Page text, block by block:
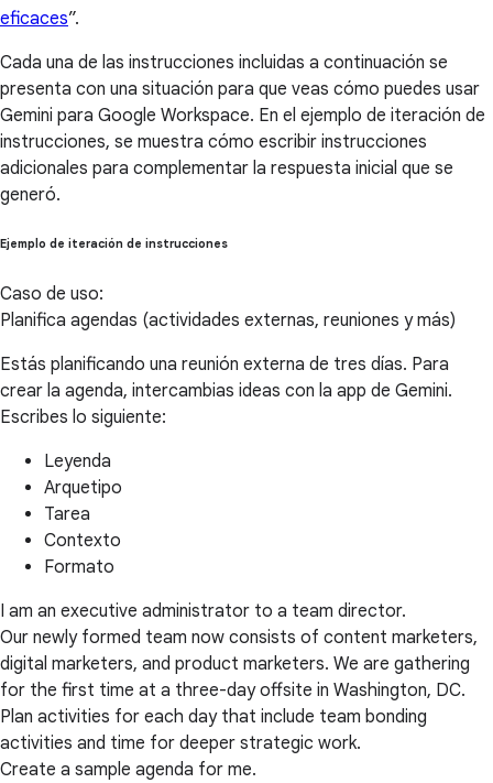
eficaces”.
Cada una de las instrucciones incluidas a continuación se
presenta con una situación para que veas cómo puedes usar
Gemini para Google Workspace. En el ejemplo de iteración de
instrucciones, se muestra cómo escribir instrucciones
adicionales para complementar la respuesta inicial que se
generó.
Ejemplo de iteración de instrucciones
Caso de uso:
Planifica agendas (actividades externas, reuniones y más)
Estás planificando una reunión externa de tres días. Para
crear la agenda, intercambias ideas con la app de Gemini.
Escribes lo siguiente:
Leyenda
Arquetipo
Tarea
Contexto
Formato
I am an executive administrator to a team director.
Our newly formed team now consists of content marketers,
digital marketers, and product marketers. We are gathering
for the first time at a three-day offsite in Washington, DC.
Plan activities for each day that include team bonding
activities and time for deeper strategic work.
Create a sample agenda for me.